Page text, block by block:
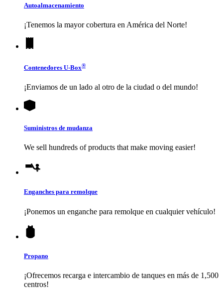
Autoalmacenamiento
¡Tenemos la mayor cobertura en América del Norte!
Contenedores U-Box®
¡Enviamos de un lado al otro de la ciudad o del mundo!
Suministros de mudanza
We sell hundreds of products that make moving easier!
Enganches para remolque
¡Ponemos un enganche para remolque en cualquier vehículo!
Propano
¡Ofrecemos recarga e intercambio de tanques en más de 1,500
centros!